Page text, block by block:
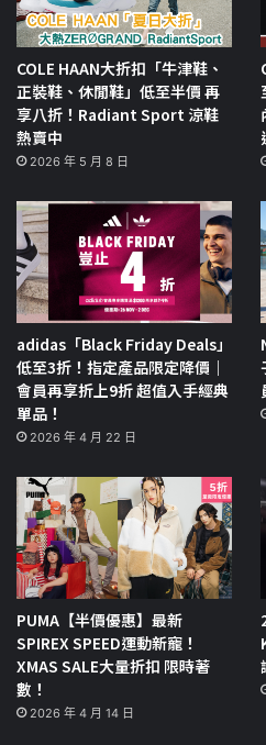
COLE HAAN大折扣「牛津鞋、
正裝鞋、休閒鞋」低至半價 再
享八折！Radiant Sport 涼鞋
熱賣中
2026 年 5 月 8 日
adidas「Black Friday Deals」
低至3折！指定產品限定降價｜
會員再享折上9折 超值入手經典
單品！
2026 年 4 月 22 日
PUMA【半價優惠】最新
SPIREX SPEED運動新寵！
XMAS SALE大量折扣 限時著
數！
2026 年 4 月 14 日